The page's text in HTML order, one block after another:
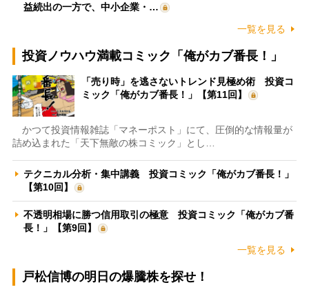
益続出の一方で、中小企業・…
一覧を見る
投資ノウハウ満載コミック「俺がカブ番長！」
「売り時」を逃さないトレンド見極め術 投資コ
ミック「俺がカブ番長！」【第11回】
かつて投資情報雑誌「マネーポスト」にて、圧倒的な情報量が
詰め込まれた「天下無敵の株コミック」とし…
テクニカル分析・集中講義 投資コミック「俺がカブ番長！」
【第10回】
不透明相場に勝つ信用取引の極意 投資コミック「俺がカブ番
長！」【第9回】
一覧を見る
戸松信博の明日の爆騰株を探せ！